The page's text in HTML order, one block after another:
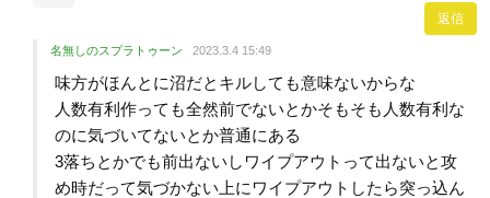
返信
名無しのスプラトゥーン 2023.3.4 15:49
味方がほんとに沼だとキルしても意味ないからな
人数有利作っても全然前でないとかそもそも人数有利な
のに気づいてないとか普通にある
3落ちとかでも前出ないしワイプアウトって出ないと攻
め時だって気づかない上にワイプアウトしたら突っ込ん